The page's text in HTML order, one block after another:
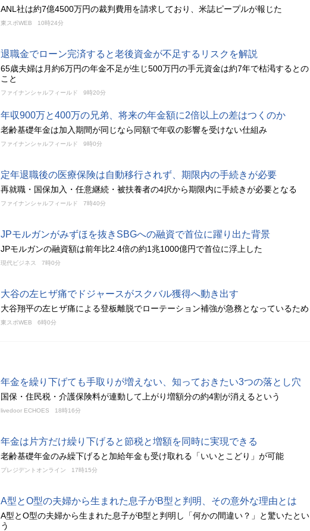
ANL社は約7億4500万円の裁判費用を請求しており、米誌ピープルが報じた
東スポWEB 10時24分
退職金でローン完済すると老後資金が不足するリスクを解説
65歳夫婦は月約6万円の年金不足が生じ500万円の手元資金は約7年で枯渇するとの
こと
ファイナンシャルフィールド 9時20分
年収900万と400万の兄弟、将来の年金額に2倍以上の差はつくのか
老齢基礎年金は加入期間が同じなら同額で年収の影響を受けない仕組み
ファイナンシャルフィールド 9時0分
定年退職後の医療保険は自動移行されず、期限内の手続きが必要
再就職・国保加入・任意継続・被扶養者の4択から期限内に手続きが必要となる
ファイナンシャルフィールド 7時40分
JPモルガンがみずほを抜きSBGへの融資で首位に躍り出た背景
JPモルガンの融資額は前年比2.4倍の約1兆1000億円で首位に浮上した
現代ビジネス 7時0分
大谷の左ヒザ痛でドジャースがスクバル獲得へ動き出す
大谷翔平の左ヒザ痛による登板離脱でローテーション補強が急務となっているため
東スポWEB 6時0分
年金を繰り下げても手取りが増えない、知っておきたい3つの落とし穴
国保・住民税・介護保険料が連動して上がり増額分の約4割が消えるという
livedoor ECHOES 18時16分
年金は片方だけ繰り下げると節税と増額を同時に実現できる
老齢基礎年金のみ繰下げると加給年金も受け取れる「いいとこどり」が可能
プレジデントオンライン 17時15分
A型とO型の夫婦から生まれた息子がB型と判明、その意外な理由とは
A型とO型の夫婦から生まれた息子がB型と判明し「何かの間違い？」と驚いたとい
う